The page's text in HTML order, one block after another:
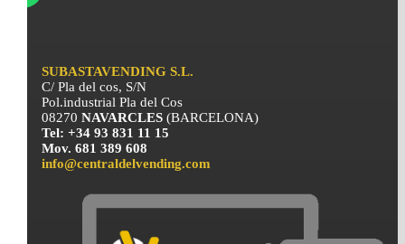
SUBASTAVENDING S.L.
C/ Pla del cos, S/N
Pol.industrial Pla del Cos
08270NAVARCLES(BARCELONA)
Tel: +34 93 831 11 15
Mov. 681 389 608
info@centraldelvending.com